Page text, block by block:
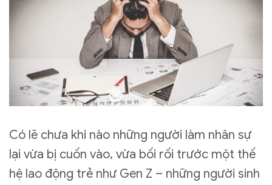
Có lẽ chưa khi nào những người làm nhân sự
lại vừa bị cuốn vào, vừa bối rối trước một thế
hệ lao động trẻ như Gen Z – những người sinh